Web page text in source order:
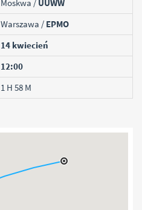
Moskwa / UUWW
Warszawa / EPMO
14 kwiecień
12:00
1 H 58 M